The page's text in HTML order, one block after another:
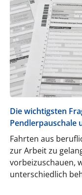
Die wichtigsten
Pendlerpauschale
Fahrten aus
zur Arbeit zu
vorbeizuschauen,
unterschiedlich